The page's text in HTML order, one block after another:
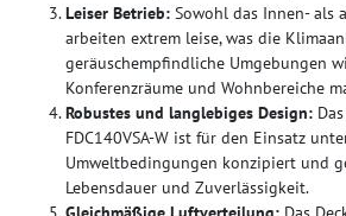
Leiser Betrieb: Sowohl das Innen- als
arbeiten extrem leise, was die
geräuschempfindliche Umgebungen
Konferenzräume und Wohnbereiche
Robustes und langlebiges Design:
FDC140VSA-W ist für den Einsatz
Umweltbedingungen konzipiert und
Lebensdauer und Zuverlässigkeit.